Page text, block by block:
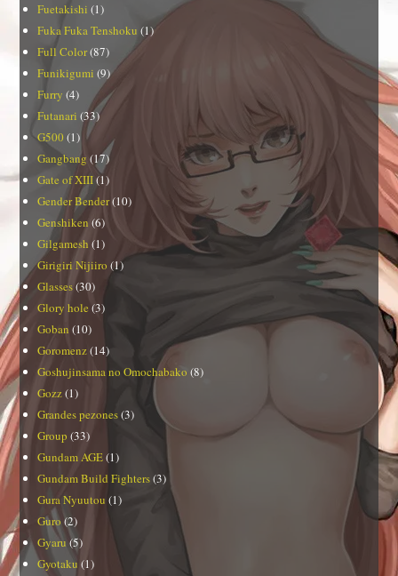
Fuetakishi (1)
Fuka Fuka Tenshoku (1)
Full Color(87)
Funikigumi (9)
Furry (4)
Futanari (33)
G500 (1)
Gangbang (17)
Gate of XIII(1)
Gender Bender(10)
Genshiken(6)
Gilgamesh (1)
Girigiri Nijiiro (1)
Glasses(30)
Glory hole (3)
Goban (10)
Goromenz(14)
Goshujinsama no Omochabako (8)
Gozz(1)
Grandes pezones(3)
Group (33)
Gundam AGE(1)
Gundam Build Fighters(3)
Gura Nyuutou (1)
Guro (2)
Gyaru (5)
Gyotaku (1)